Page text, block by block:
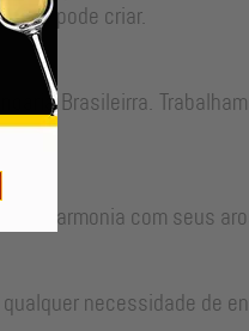
pode criar.
Brasileirra.
harmonia com seus
necessidade de